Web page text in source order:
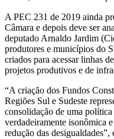
A PEC 231 de 2019 ainda
Câmara e depois deve ser
deputado Arnaldo Jardim
produtores e municípios do
criados para acessar linhas
projetos produtivos e de
“A criação dos Fundos
Regiões Sul e Sudeste
consolidação de uma
verdadeiramente isonômica
redução das